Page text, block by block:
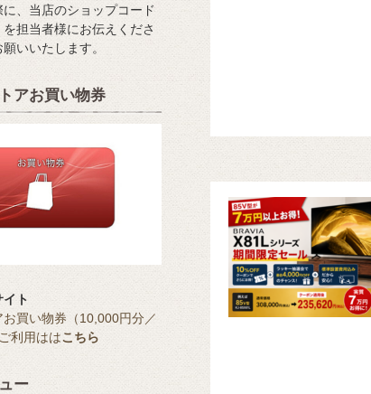
、当店のショップコード
を担当者様にお伝えくださ
いいたします。
アお買い物券
ト
お買い物券（10,000円分／
利用ははこちら
ー